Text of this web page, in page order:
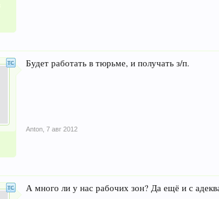
Будет работать в тюрьме, и получать з/п.
Anton 7 авг 2012
А много ли у нас рабочих зон? Да ещё и с